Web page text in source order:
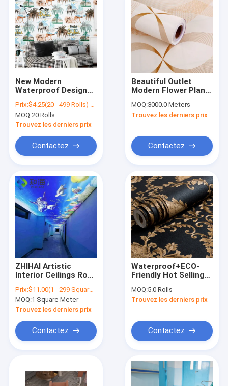
Produits
A propos de nous
Contact
Film décoratif en PVC
Film intérieur en PVC
film à haute brillance de PVC
Film de stratification de PVC
New Modern
Waterproof Design
Paper Backed PVC
Wallcovering Home
Decoration
Prix:$4.25(20 - 499 Rolls) $3.98(500 - 1999 Rolls) $3.85(2000 - 7999 Rolls) $3.65(>=8000 Rolls)
MOQ:20 Rolls
Trouvez les derniers prix
Contactez
Beautiful Outlet
Modern Flower Plant
Wallpaper for
Bedroom or Home
MOQ:3000.0 Meters
Trouvez les derniers prix
Contactez
ZHIHAI Artistic
Interior Ceilings Roof
Stretch Ceiling Film
Prix:$11.00(1 - 299 Square Meters) $10.00(300 - 599 Square Meters) $9.00(>=600 Square Meters)
MOQ:1 Square Meter
Trouvez les derniers prix
Contactez
Waterproof+ECO-
Friendly Hot Selling
Texture Embossed
Metallic 3D Damask
MOQ:5.0 Rolls
Trouvez les derniers prix
Contactez